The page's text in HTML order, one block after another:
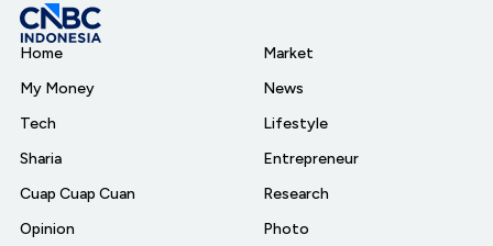
Home
My Money
Tech
Sharia
Cuap Cuap Cuan
Opinion
Market
News
Lifestyle
Entrepreneur
Research
Photo